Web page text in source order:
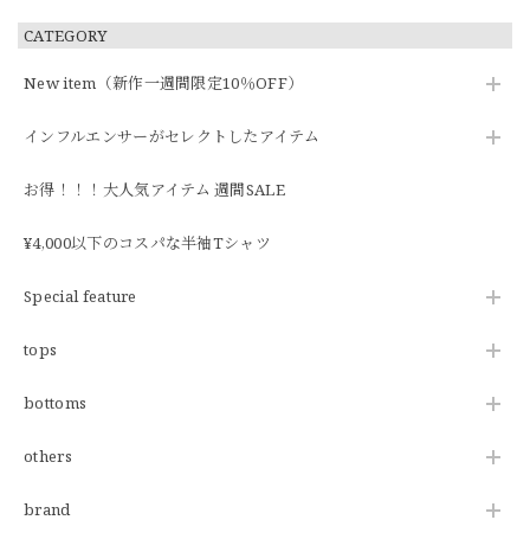
CATEGORY
New item（新作一週間限定10％OFF）
インフルエンサーがセレクトしたアイテム
お得！！！大人気アイテム 週間SALE
¥4,000以下のコスパな半袖Tシャツ
Special feature
tops
bottoms
others
brand